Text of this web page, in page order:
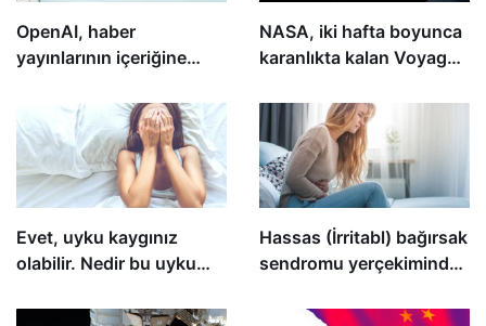
OpenAI, haber
yayınlarının içeriğine
NASA, iki hafta boyunca
karanlıkta kalan Voyager
kurdu
Evet, uyku kaygınız
olabilir. Nedir bu uyku
Hassas (İrritabl) bağırsak
sendromu yerçekiminden